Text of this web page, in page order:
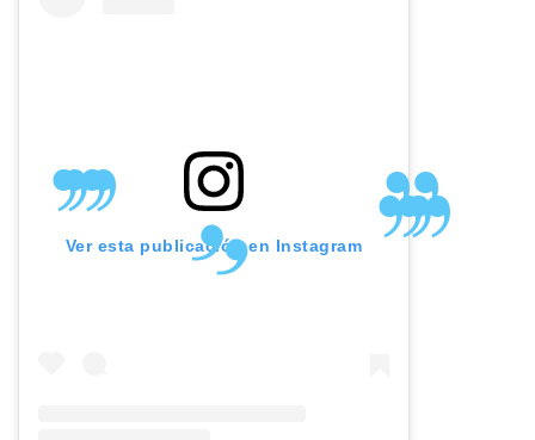
Ver esta publicación en Instagram